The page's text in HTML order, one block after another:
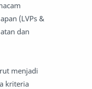
(LVPs &
dan
menjadi
kriteria